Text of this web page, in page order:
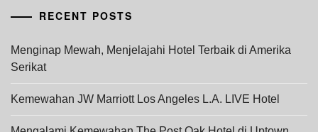
RECENT POSTS
Menginap Mewah, Menjelajahi Hotel Terbaik di Amerika
Serikat
Kemewahan JW Marriott Los Angeles L.A. LIVE Hotel